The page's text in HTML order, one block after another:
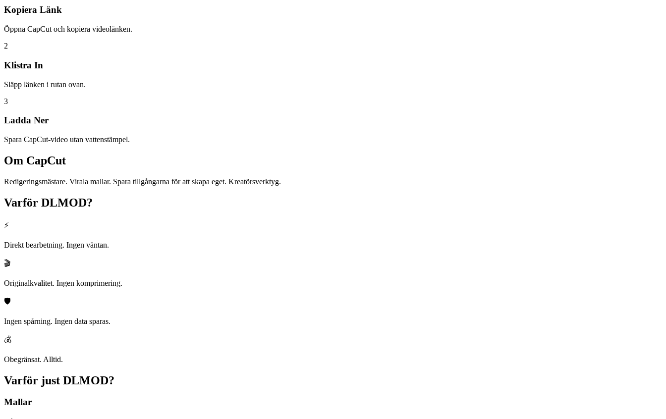
Kopiera Länk
Öppna CapCut och kopiera videolänken.
2
Klistra In
Släpp länken i rutan ovan.
3
Ladda Ner
Spara CapCut-video utan vattenstämpel.
Om CapCut
Redigeringsmästare. Virala mallar. Spara tillgångarna för att skapa eget. Kreatörsverktyg.
Varför DLMOD?
⚡
Direkt bearbetning. Ingen väntan.
🎬
Originalkvalitet. Ingen komprimering.
🛡️
Ingen spårning. Ingen data sparas.
💰
Obegränsat. Alltid.
Varför just DLMOD?
Mallar